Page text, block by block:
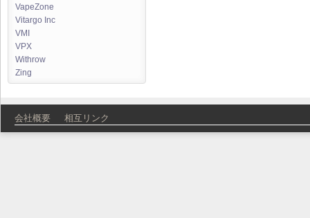
VapeZone
Vitargo Inc
VMI
VPX
Withrow
Zing
会社概要 相互リンク